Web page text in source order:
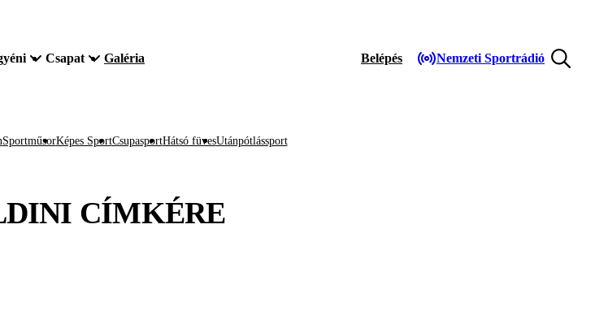
Csapat Galéria Belépés Nemzeti Sportrádió
SportműsorKépes SportCsupasportHátsó füvesUtánpótlássport
CÍMKÉRE